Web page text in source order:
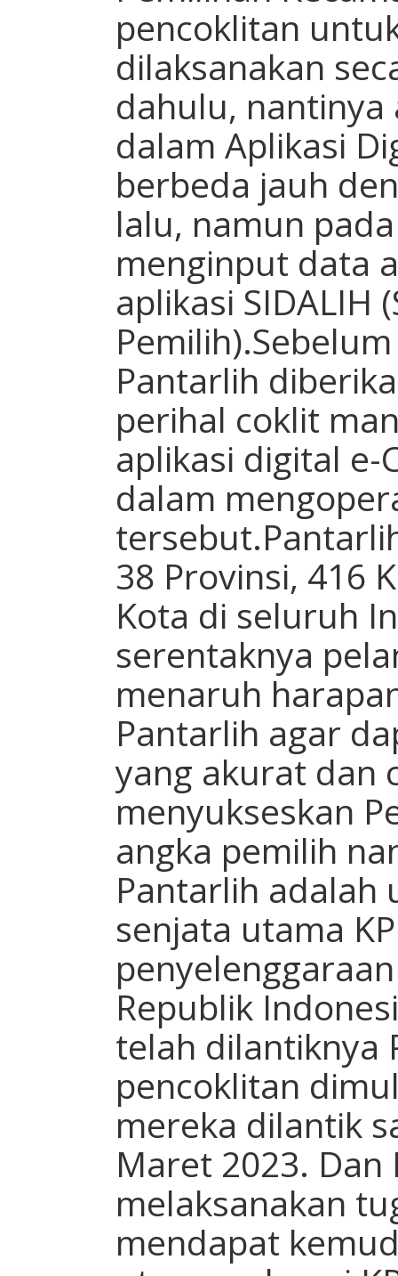
pencoklitan
dilaksanakan
dahulu, nantinya
dalam Aplikasi
berbeda jauh
lalu, namun
menginput data
aplikasi SIDALIH
Pantarlih
perihal coklit
aplikasi digital e-
dalam
38 Provinsi, 416
Kota di seluruh
serentaknya
menaruh
Pantarlih agar
yang akurat dan
menyukseskan
angka pemilih
Pantarlih adalah
senjata utama
Republik
telah dilantiknya
pencoklitan
mereka dilantik
Maret 2023.
melaksanakan
mendapat